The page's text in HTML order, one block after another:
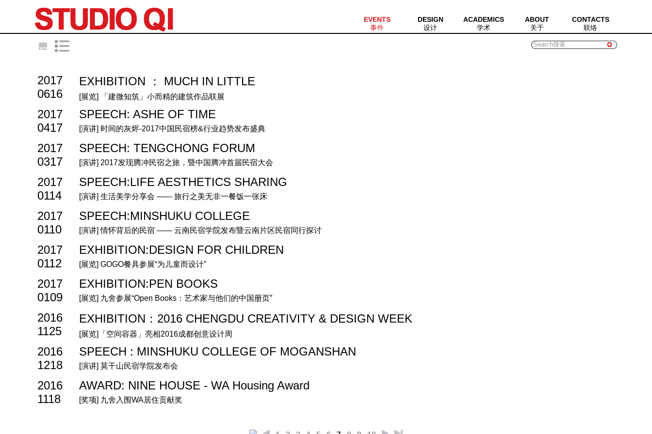
EVENTS
事件
DESIGN
设计
ACADEMICS
学术
ABOUT
关于
CONTACTS
联络
2017
0616
EXHIBITION ： MUCH IN LITTLE
[展览] 「建微知筑」小而精的建筑作品联展
2017
0417
SPEECH: ASHE OF TIME
[演讲] 时间的灰烬-2017中国民宿榜&行业趋势发布盛典
2017
0317
SPEECH: TENGCHONG FORUM
[演讲] 2017发现腾冲民宿之旅，暨中国腾冲首届民宿大会
2017
0114
SPEECH:LIFE AESTHETICS SHARING
[演讲] 生活美学分享会 —— 旅行之美无非一餐饭一张床
2017
0110
SPEECH:MINSHUKU COLLEGE
[演讲] 情怀背后的民宿 —— 云南民宿学院发布暨云南片区民宿同行探讨
2017
0112
EXHIBITION:DESIGN FOR CHILDREN
[展览] GOGO餐具参展“为儿童而设计”
2017
0109
EXHIBITION:PEN BOOKS
[展览] 九舍参展“Open Books：艺术家与他们的中国册页”
2016
1125
EXHIBITION：2016 CHENGDU CREATIVITY & DESIGN WEEK
[展览]「空间容器」亮相2016成都创意设计周
2016
1218
SPEECH : MINSHUKU COLLEGE OF MOGANSHAN
[演讲] 莫干山民宿学院发布会
2016
1118
AWARD: NINE HOUSE - WA Housing Award
[奖项] 九舍入围WA居住贡献奖